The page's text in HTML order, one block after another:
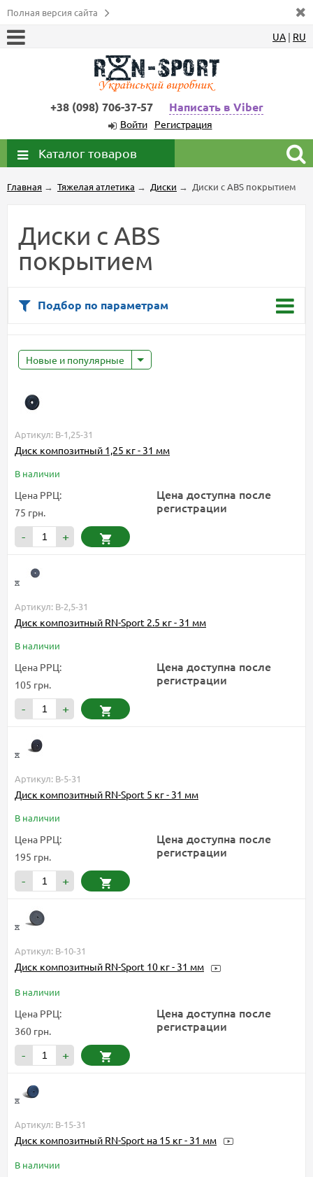
Полная версия сайта
UA | RU
+38 (098) 706-37-57 Написать в Viber
Войти Регистрация
Каталог товаров
Главная → Тяжелая атлетика → Диски → Диски с ABS покрытием
Диски с ABS
покрытием
Подбор по параметрам
Новые и популярные
Артикул: B-1,25-31
Диск композитный 1,25 кг - 31 мм
В наличии
Цена РРЦ:
75 грн.
Цена доступна после
регистрации
- +
Артикул: B-2,5-31
Диск композитный RN-Sport 2.5 кг - 31 мм
В наличии
Цена РРЦ:
105 грн.
Цена доступна после
регистрации
- +
Артикул: B-5-31
Диск композитный RN-Sport 5 кг - 31 мм
В наличии
Цена РРЦ:
195 грн.
Цена доступна после
регистрации
- +
Артикул: B-10-31
Диск композитный RN-Sport 10 кг - 31 мм
В наличии
Цена РРЦ:
360 грн.
Цена доступна после
регистрации
- +
Артикул: B-15-31
Диск композитный RN-Sport на 15 кг - 31 мм
В наличии